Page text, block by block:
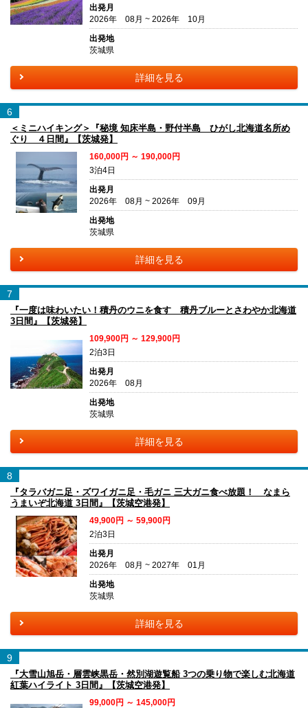
出発月
2026年 08月 ~ 2026年 10月
出発地
茨城県
詳細を見る
6
＜ミニハイキング＞『秘境 知床半島・野付半島 ひがし北海道名所め
ぐり ４日間』【茨城発】
160,000円 ～ 190,000円
3泊4日
出発月
2026年 08月 ~ 2026年 09月
出発地
茨城県
詳細を見る
7
『一度は味わいたい！積丹のウニを食す 積丹ブルーとさわやか北海道
3日間』【茨城発】
109,900円 ～ 129,900円
2泊3日
出発月
2026年 08月
出発地
茨城県
詳細を見る
8
『タラバガニ足・ズワイガニ足・毛ガニ 三大ガニ食べ放題！ なまら
うまいぞ北海道 3日間』【茨城空港発】
49,900円 ～ 59,900円
2泊3日
出発月
2026年 08月 ~ 2027年 01月
出発地
茨城県
詳細を見る
9
『大雪山旭岳・層雲峡黒岳・然別湖遊覧船 3つの乗り物で楽しむ北海道
紅葉ハイライト 3日間』【茨城空港発】
99,000円 ～ 145,000円